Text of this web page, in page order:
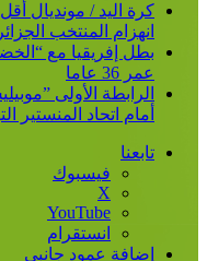
انهزام المنتخب
بطل إفريقيا مع
عمر 36 عاما
الرابطة الأولى
أمام اتحاد المنستير
تابعنا
فيسبوك
‫X
‫YouTube
انستقرام
إضافة عمود جانبي